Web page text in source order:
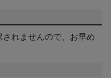
れませんので、お早め